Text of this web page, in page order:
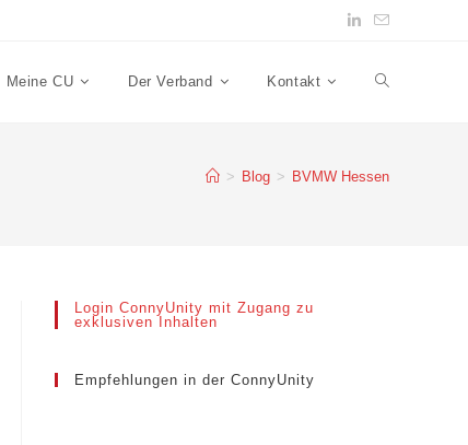
Meine CU Der Verband Kontakt
> Blog > BVMW Hessen
Login ConnyUnity mit Zugang zu
exklusiven Inhalten
Empfehlungen in der ConnyUnity